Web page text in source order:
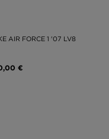
AIR FORCE 1 '07 LV8
€